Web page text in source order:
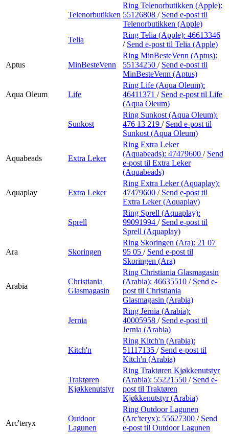
Telenorbutikken
Ring Telenorbutikken (Apple):
55126808 / Send e-post til
Telenorbutikken (Apple)
Telia
Ring Telia (Apple): 46613346
/ Send e-post til Telia (Apple)
Aptus MinBesteVenn
Ring MinBesteVenn (Aptus):
55134250 / Send e-post til
MinBesteVenn (Aptus)
Aqua Oleum Life
Ring Life (Aqua Oleum):
46411371 / Send e-post til Life
(Aqua Oleum)
Sunkost
Ring Sunkost (Aqua Oleum):
476 13 219 / Send e-post til
Sunkost (Aqua Oleum)
Aquabeads Extra Leker
Ring Extra Leker
(Aquabeads): 47479600 / Send
e-post til Extra Leker
(Aquabeads)
Aquaplay Extra Leker
Ring Extra Leker (Aquaplay):
47479600 / Send e-post til
Extra Leker (Aquaplay)
Sprell
Ring Sprell (Aquaplay):
99091994 / Send e-post til
Sprell (Aquaplay)
Ara Skoringen
Ring Skoringen (Ara): 21 07
95 05 / Send e-post til
Skoringen (Ara)
Arabia
Christiania
Glasmagasin
Ring Christiania Glasmagasin
(Arabia): 46635510 / Send e-
post til Christiania
Glasmagasin (Arabia)
Jernia
Ring Jernia (Arabia):
40005958 / Send e-post til
Jernia (Arabia)
Kitch'n
Ring Kitch'n (Arabia):
51117135 / Send e-post til
Kitch'n (Arabia)
Traktøren
Kjøkkenutstyr
Ring Traktøren Kjøkkenutstyr
(Arabia): 55221550 / Send e-
post til Traktøren
Kjøkkenutstyr (Arabia)
Arc'teryx
Outdoor
Lagunen
Ring Outdoor Lagunen
(Arc'teryx): 55627300 / Send
e-post til Outdoor Lagunen